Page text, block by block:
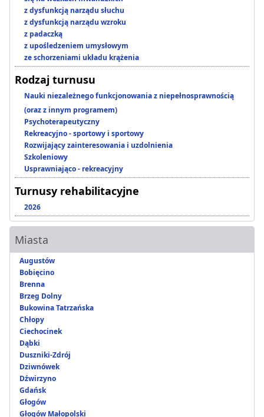
z dysfunkcją narządu słuchu
z dysfunkcją narządu wzroku
z padaczką
z upośledzeniem umysłowym
ze schorzeniami układu krążenia
Rodzaj turnusu
Nauki niezależnego funkcjonowania z niepełnosprawnością
(oraz z innym programem)
Psychoterapeutyczny
Rekreacyjno - sportowy i sportowy
Rozwijający zainteresowania i uzdolnienia
Szkoleniowy
Usprawniająco - rekreacyjny
Turnusy rehabilitacyjne
2026
Miasta
Augustów
Bobięcino
Brenna
Brzeg Dolny
Bukowina Tatrzańska
Chłopy
Ciechocinek
Dąbki
Duszniki-Zdrój
Dziwnówek
Dźwirzyno
Gdańsk
Głogów
Głogów Małopolski